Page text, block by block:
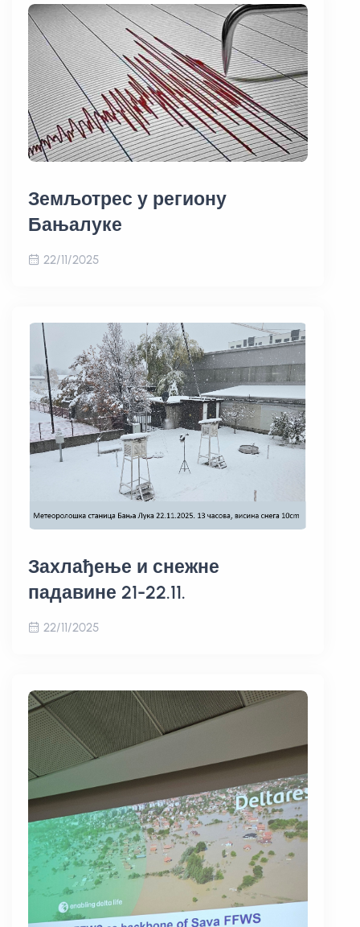
Земљотрес у региону
Бањалуке
22/11/2025
Захлађење и снежне
падавине 21-22.11.
22/11/2025